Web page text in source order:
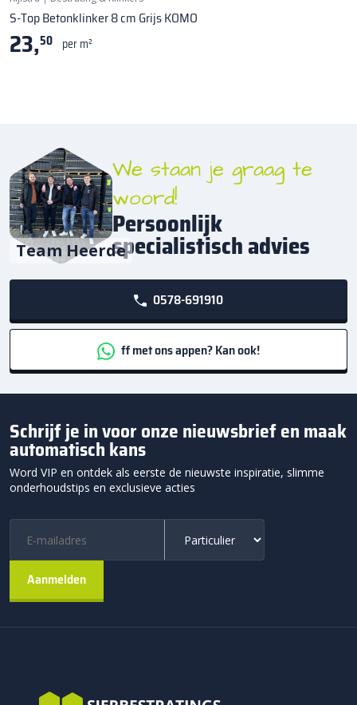
S-Top Betonklinker 8 cm Grijs KOMO
23,50 per m²
Team Heerde
We staan je graag te
woord!
Persoonlijk
specialistisch advies
0578-691910
ff met ons appen? Kan ook!
Schrijf je in voor onze nieuwsbrief en maak
automatisch kans
Word VIP en ontdek als eerste de nieuwste inspiratie, slimme
onderhoudstips en exclusieve acties